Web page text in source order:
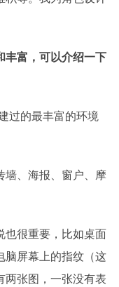
丰富，可以介绍一下
过的最丰富的环境
墙、海报、窗户、摩
也很重要，比如桌面
脑屏幕上的指纹（这
两张图，一张没有表